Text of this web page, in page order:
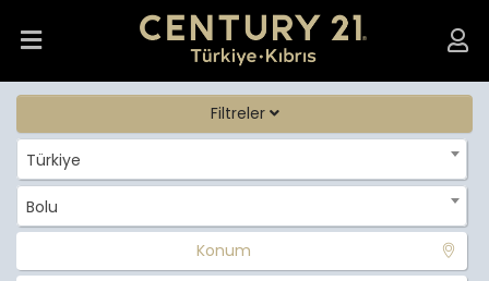
Filtreler
Türkiye
Bolu
Konum